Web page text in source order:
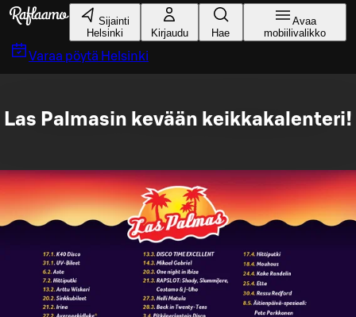
Siirry pääsisältöön
Sijainti
Helsinki
Kirjaudu Hae
Avaa
mobiilivalikko
Varaa pöytä Helsinki
Las Palmasin kevään keikkakalenteri!